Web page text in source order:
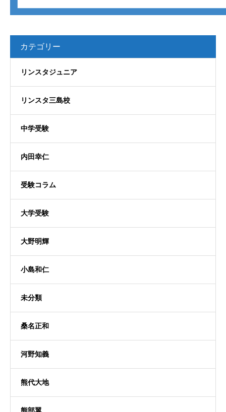
カテゴリー
リンスタジュニア
リンスタ三島校
中学受験
内田幸仁
受験コラム
大学受験
大野明輝
小島和仁
未分類
桑名正和
河野知義
熊代大地